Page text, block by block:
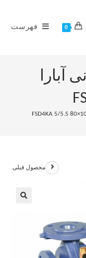
0 فهرست
آبارا
محصول قبلی